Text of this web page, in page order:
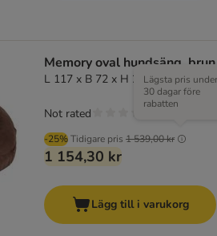
Memory oval hundsäng, brun
L 117 x B 72 x H 24 cm
-25%Tidigare pris 1 539,00 kr
Lägsta pris under
30 dagar före
rabatten
1 154,30 kr
Not rated
Lägg till i varukorg